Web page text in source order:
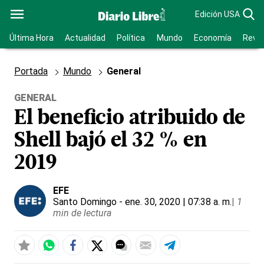
Edición USA
Última Hora Actualidad Política Mundo Economía
Portada Mundo General
GENERAL
El beneficio atribuido de
Shell bajó el 32 % en
2019
EFE
Santo Domingo - ene. 30, 2020 | 07:38 a. m.| 1
min de lectura